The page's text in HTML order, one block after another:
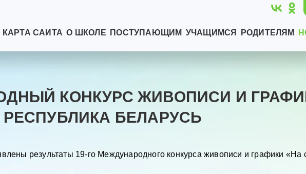
КАРТА САЙТА О ШКОЛЕ ПОСТУПАЮЩИМ УЧАЩИМСЯ РОДИТЕЛЯМ
КОНКУРС ЖИВОПИСИ И
БЕЛАРУСЬ
результаты 19-го Международного конкурса живописи и графики